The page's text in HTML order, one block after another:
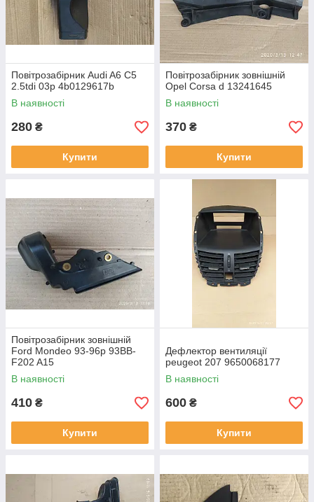
Повітрозабірник Audi A6 C5
2.5tdi 03р 4b0129617b
В наявності
280 ₴
Купити
Повітрозабірник зовнішній
Opel Corsa d 13241645
В наявності
370 ₴
Купити
Повітрозабірник зовнішній
Ford Mondeo 93-96р 93BB-
F202 A15
В наявності
410 ₴
Купити
Дефлектор вентиляції
peugeot 207 9650068177
В наявності
600 ₴
Купити